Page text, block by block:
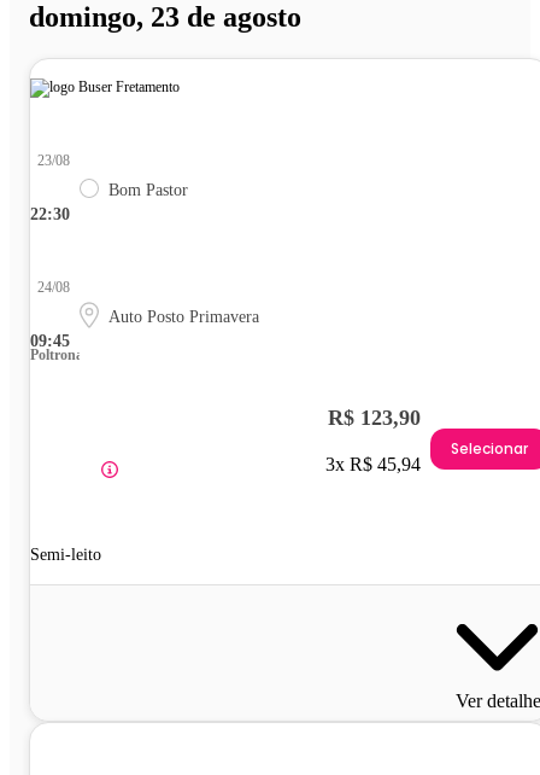
domingo, 23 de agosto
22:30
23/08
Bom Pastor
09:45
24/08
Auto Posto Primavera
Poltrona
Semi-leito
R$ 123,90
3x R$ 45,94
Selecionar
Ver